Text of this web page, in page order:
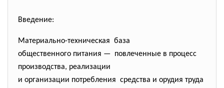
Введение:
Материально-техническая база
общественного питания — повлеченные в процесс
производства, реализации
и организации потребления средства и орудия труда